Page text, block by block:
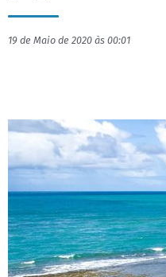
19 de Maio de 2020 às 00:01